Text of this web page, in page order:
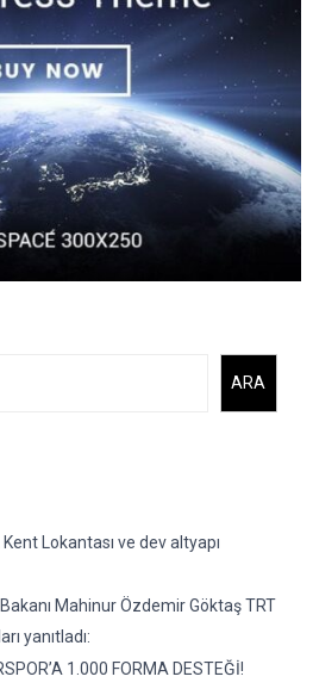
ARA
Lokantası ve dev altyapı
Mahinur Özdemir Göktaş TRT
yanıtladı:
1.000 FORMA DESTEĞİ!